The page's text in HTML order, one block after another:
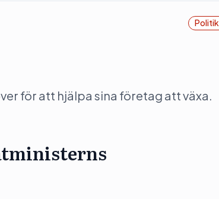
Politik
för att hjälpa sina företag att växa.